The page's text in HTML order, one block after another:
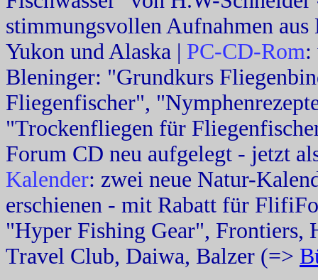
stimmungsvollen Aufnahmen
Yukon und Alaska | PC-CD-Rom:
Bleninger: "Grundkurs
Fliegenfischer",
"Trockenfliegen für
Forum CD neu aufgelegt - jetzt
Kalender: zwei neue Natur-
erschienen - mit Rabatt für
"Hyper Fishing Gear", Frontiers,
Travel Club, Daiwa, Balzer (=>